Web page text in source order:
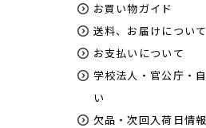
お買い物ガイド
送料、お届けについて
お支払いについて
学校法人・官公庁・
い
欠品・次回入荷日情報